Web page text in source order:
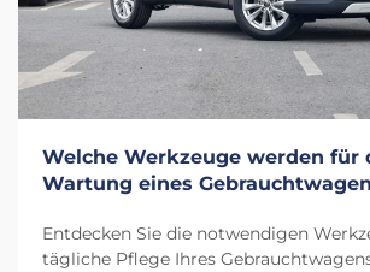
Welche Werkzeuge werden für
Wartung eines
Entdecken Sie die notwendigen
tägliche Pflege Ihres